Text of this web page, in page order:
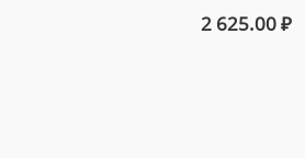
2 625.00₽